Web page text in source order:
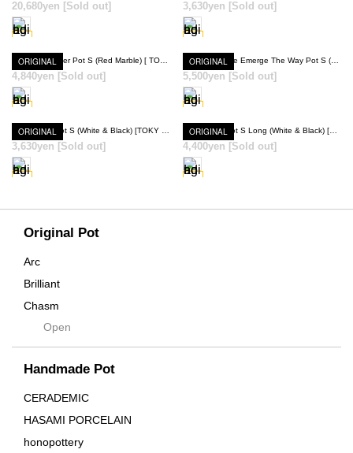
Original Pot
Arc
Brilliant
Chasm
Contra
Cream
Crown
Distortion
Drop
DUNE
Open
Handmade Pot
CERADEMIC
HASAMI PORCELAIN
honopottery
20,680yen [Sold out] 3,630yen [Sold out]
ORIGINAL
4,840yen [Sold out]
ORIGINAL
5,500yen [Sold out]
ORIGINAL
3,630yen [Sold out]
ORIGINAL
4,400yen [Sold out]